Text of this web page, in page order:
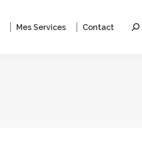
Mes Services Contact